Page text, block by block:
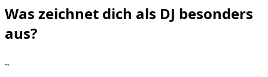
Was zeichnet dich als DJ besonders
aus?
„